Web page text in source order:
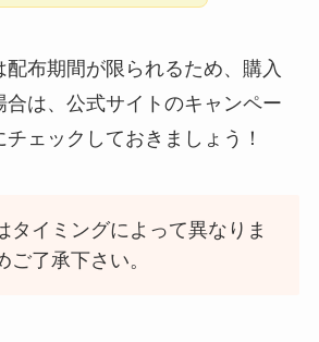
布期間が限られるため、購入
合は、公式サイトのキャンペー
ェックしておきましょう！
タイミングによって異なりま
ご了承下さい。